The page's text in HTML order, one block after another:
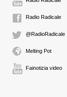
Radio Radicale
@RadioRadicale
Melting Pot
Fainotizia video